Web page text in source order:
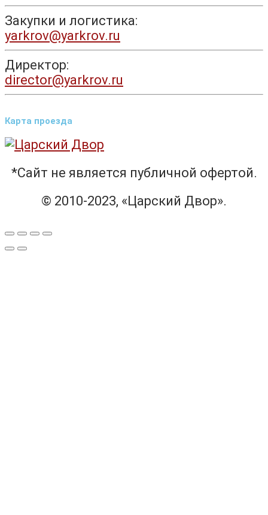
Закупки и логистика:
yarkrov@yarkrov.ru
Директор:
director@yarkrov.ru
Карта проезда
*Сайт не является публичной офертой.
© 2010-2023, «Царский Двор».